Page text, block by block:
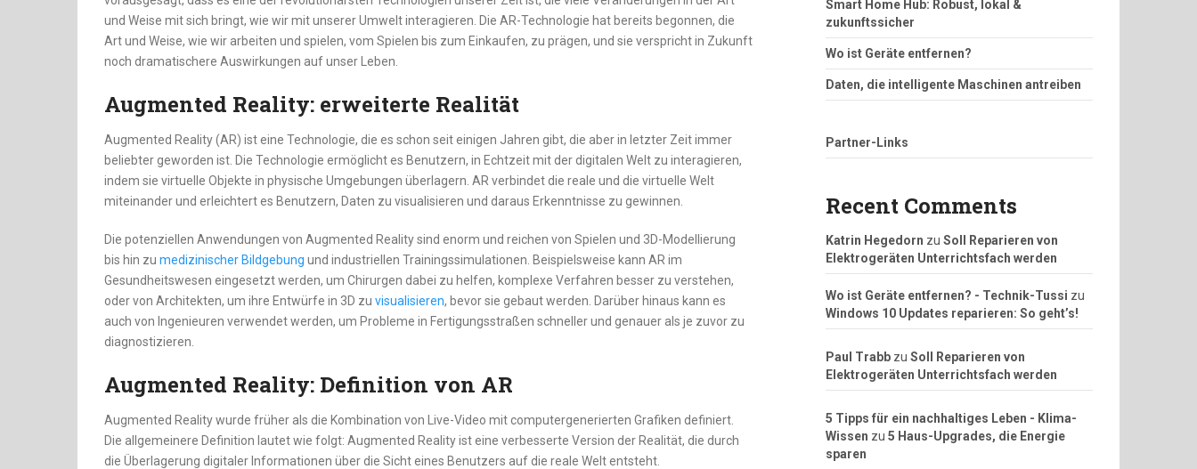
und Weise mit sich bringt, wie wir mit unserer Umwelt interagieren. Die AR-Technologie hat bereits begonnen, die
Art und Weise, wie wir arbeiten und spielen, vom Spielen bis zum Einkaufen, zu prägen, und sie verspricht in Zukunft
noch dramatischere Auswirkungen auf unser Leben.
Augmented Reality: erweiterte Realität
Augmented Reality (AR) ist eine Technologie, die es schon seit einigen Jahren gibt, die aber in letzter Zeit immer
beliebter geworden ist. Die Technologie ermöglicht es Benutzern, in Echtzeit mit der digitalen Welt zu interagieren,
indem sie virtuelle Objekte in physische Umgebungen überlagern. AR verbindet die reale und die virtuelle Welt
miteinander und erleichtert es Benutzern, Daten zu visualisieren und daraus Erkenntnisse zu gewinnen.
Die potenziellen Anwendungen von Augmented Reality sind enorm und reichen von Spielen und 3D-Modellierung
bis hin zu medizinischer Bildgebung und industriellen Trainingssimulationen. Beispielsweise kann AR im
Gesundheitswesen eingesetzt werden, um Chirurgen dabei zu helfen, komplexe Verfahren besser zu verstehen,
oder von Architekten, um ihre Entwürfe in 3D zu visualisieren, bevor sie gebaut werden. Darüber hinaus kann es
auch von Ingenieuren verwendet werden, um Probleme in Fertigungsstraßen schneller und genauer als je zuvor zu
diagnostizieren.
Augmented Reality: Definition von AR
Augmented Reality wurde früher als die Kombination von Live-Video mit computergenerierten Grafiken definiert.
Die allgemeinere Definition lautet wie folgt: Augmented Reality ist eine verbesserte Version der Realität, die durch
die Überlagerung digitaler Informationen über die Sicht eines Benutzers auf die reale Welt entsteht.
Smart Home Hub: Robust, lokal &
zukunftssicher
Wo ist Geräte entfernen?
Daten, die intelligente Maschinen antreiben
Partner-Links
Recent Comments
Katrin Hegedorn zu Soll Reparieren von
Elektrogeräten Unterrichtsfach werden
Wo ist Geräte entfernen? - Technik-Tussi zu
Windows 10 Updates reparieren: So geht’s!
Paul Trabb zu Soll Reparieren von
Elektrogeräten Unterrichtsfach werden
5 Tipps für ein nachhaltiges Leben - Klima-
Wissen zu 5 Haus-Upgrades, die Energie
sparen